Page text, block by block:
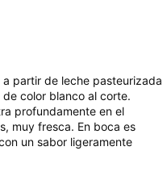
partir de leche pasteurizada
color blanco al corte.
profundamente en el
muy fresca. En boca es
un sabor ligeramente